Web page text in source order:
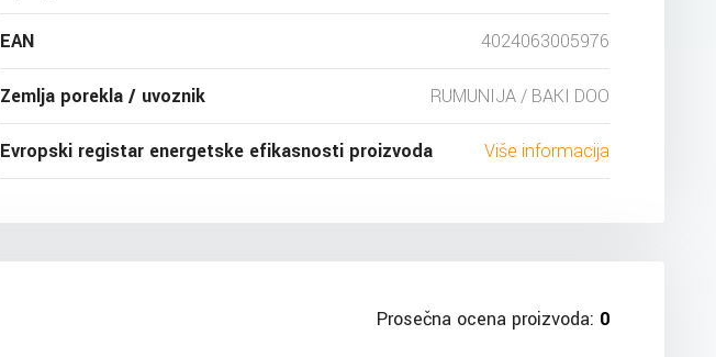
EAN 4024063005976
Zemlja porekla / uvoznik RUMUNIJA / BAKI DOO
Evropski registar energetske efikasnosti proizvoda Više informacija
Prosečna ocena proizvoda: 0